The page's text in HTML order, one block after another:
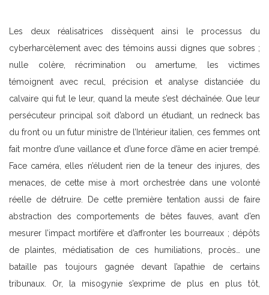
Les deux réalisatrices dissèquent ainsi le processus du
cyberharcèlement avec des témoins aussi dignes que sobres ;
nulle colère, récrimination ou amertume, les victimes
témoignent avec recul, précision et analyse distanciée du
calvaire qui fut le leur, quand la meute s’est déchaînée. Que leur
persécuteur principal soit d’abord un étudiant, un redneck bas
du front ou un futur ministre de l’Intérieur italien, ces femmes ont
fait montre d’une vaillance et d’une force d’âme en acier trempé.
Face caméra, elles n’éludent rien de la teneur des injures, des
menaces, de cette mise à mort orchestrée dans une volonté
réelle de détruire. De cette première tentation aussi de faire
abstraction des comportements de bêtes fauves, avant d’en
mesurer l’impact mortifère et d’affronter les bourreaux ; dépôts
de plaintes, médiatisation de ces humiliations, procès… une
bataille pas toujours gagnée devant l’apathie de certains
tribunaux. Or, la misogynie s’exprime de plus en plus tôt,